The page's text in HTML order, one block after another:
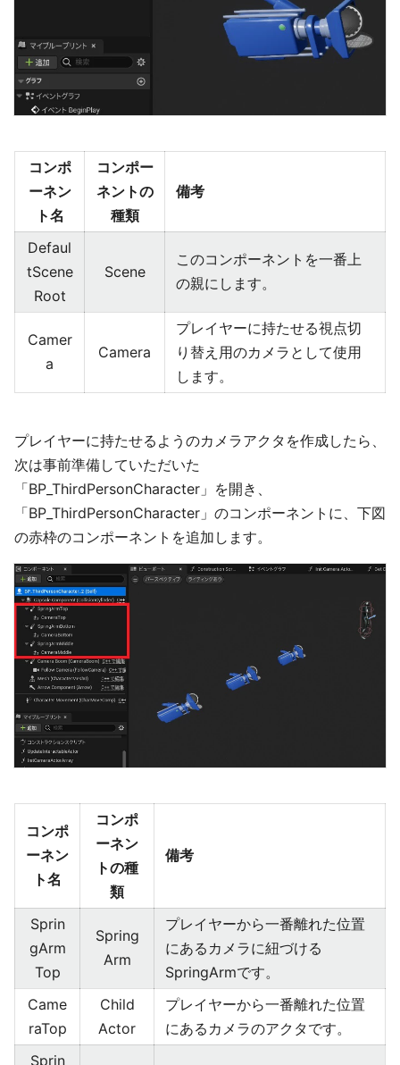
コンポ
ーネン
ト名
コンポー
ネントの
種類
備考
Defaul
tScene
Root
Scene
このコンポーネントを一番上
の親にします。
Camer
a
Camera
プレイヤーに持たせる視点切
り替え用のカメラとして使用
します。
プレイヤーに持たせるようのカメラアクタを作成したら、
次は事前準備していただいた
「BP_ThirdPersonCharacter」を開き、
「BP_ThirdPersonCharacter」のコンポーネントに、下図
の赤枠のコンポーネントを追加します。
コンポ
ーネン
ト名
コンポ
ーネン
トの種
類
備考
Sprin
gArm
Top
Spring
Arm
プレイヤーから一番離れた位置
にあるカメラに紐づける
SpringArmです。
Came
raTop
Child
Actor
プレイヤーから一番離れた位置
にあるカメラのアクタです。
Sprin